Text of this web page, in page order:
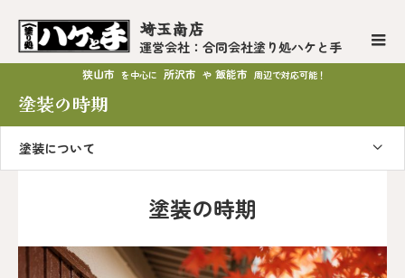
埼玉南店
運営会社：合同会社塗り処ハケと手
狭山市 を中心に 所沢市 や 飯能市 周辺で対応可能！
塗装の時期
塗装について
塗装の時期